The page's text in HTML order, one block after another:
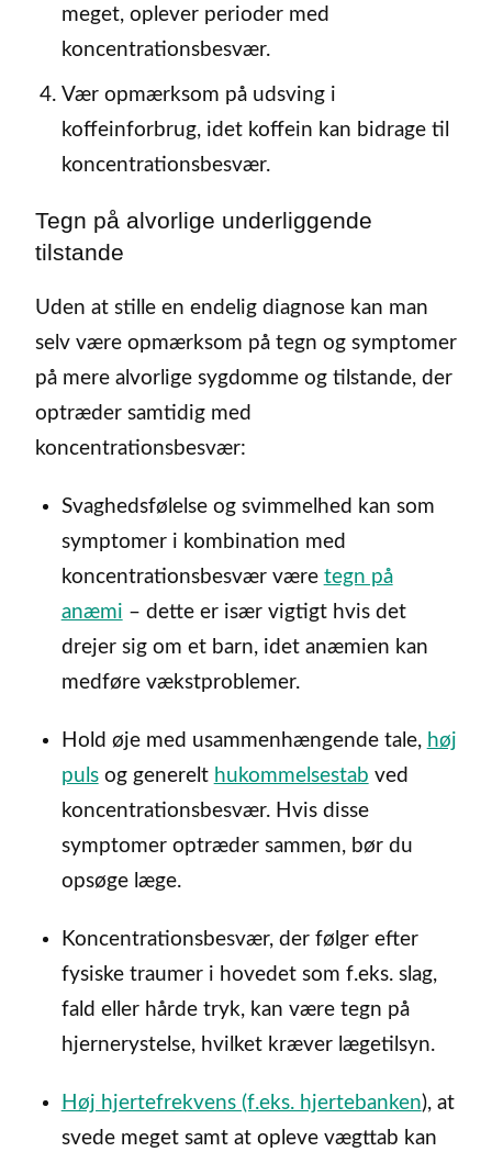
meget, oplever perioder med
koncentrationsbesvær.
Vær opmærksom på udsving i
koffeinforbrug, idet koffein kan bidrage til
koncentrationsbesvær.
Tegn på alvorlige underliggende
tilstande
Uden at stille en endelig diagnose kan man
selv være opmærksom på tegn og symptomer
på mere alvorlige sygdomme og tilstande, der
optræder samtidig med
koncentrationsbesvær:
Svaghedsfølelse og svimmelhed kan som
symptomer i kombination med
koncentrationsbesvær være tegn på
anæmi – dette er især vigtigt hvis det
drejer sig om et barn, idet anæmien kan
medføre vækstproblemer.
Hold øje med usammenhængende tale, høj
pulsog generelt hukommelsestab ved
koncentrationsbesvær. Hvis disse
symptomer optræder sammen, bør du
opsøge læge.
Koncentrationsbesvær, der følger efter
fysiske traumer i hovedet som f.eks. slag,
fald eller hårde tryk, kan være tegn på
hjernerystelse, hvilket kræver lægetilsyn.
Høj hjertefrekvens (f.eks. hjertebanken), at
svede meget samt at opleve vægttab kan